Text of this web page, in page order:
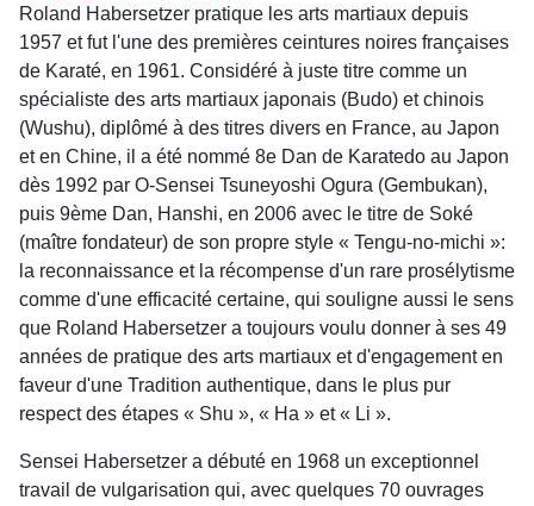
Roland Habersetzer pratique les arts martiaux depuis
1957 et fut l'une des premières ceintures noires françaises
de Karaté, en 1961. Considéré à juste titre comme un
spécialiste des arts martiaux japonais (Budo) et chinois
(Wushu), diplômé à des titres divers en France, au Japon
et en Chine, il a été nommé 8e Dan de Karatedo au Japon
dès 1992 par O-Sensei Tsuneyoshi Ogura (Gembukan),
puis 9ème Dan, Hanshi, en 2006 avec le titre de Soké
(maître fondateur) de son propre style « Tengu-no-michi »:
la reconnaissance et la récompense d'un rare prosélytisme
comme d'une efficacité certaine, qui souligne aussi le sens
que Roland Habersetzer a toujours voulu donner à ses 49
années de pratique des arts martiaux et d'engagement en
faveur d'une Tradition authentique, dans le plus pur
respect des étapes « Shu », « Ha » et « Li ».
Sensei Habersetzer a débuté en 1968 un exceptionnel
travail de vulgarisation qui, avec quelques 70 ouvrages